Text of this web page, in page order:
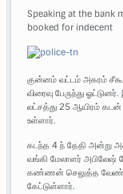
Speaking at the bank
booked for indecent
குன்னம் வட்டம் அகரம்
விரைவு பேருந்து
லட்சத்து 25 ஆயிரம் கடன்
உள்ளார்.
கடந்த 4 ந் தேதி அன்று
வங்கி மேலாளர்
கண்ணன் செலுத்த
கேட்டுள்ளார்.